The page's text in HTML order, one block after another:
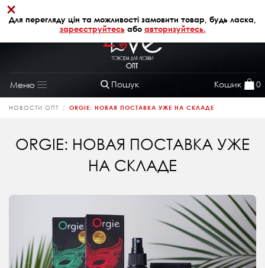
Для перегляду цін та можливості замовити товар, будь ласка,
зареєструйтесьабо авторизуйтесь.
×
Пошук Кошик 0
Меню
Toggle
navigation
НОВОСТИ ОПТ ORGIE: НОВАЯ ПОСТАВКА УЖЕ НА СКЛАДЕ
ORGIE: НОВАЯ ПОСТАВКА УЖЕ
НА СКЛАДЕ